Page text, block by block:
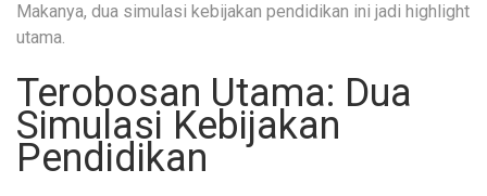
Makanya, dua simulasi kebijakan pendidikan ini jadi highlight
utama.
Terobosan Utama: Dua
Simulasi Kebijakan
Pendidikan